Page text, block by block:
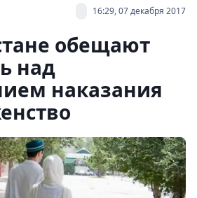
16:29, 07 декабря 2017
обещают
над
наказания